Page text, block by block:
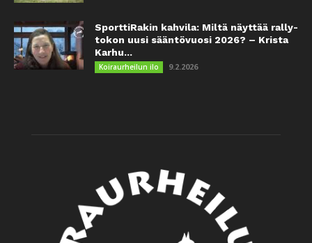
SporttiRakin kahvila: Miltä näyttää rally-
tokon uusi sääntövuosi 2026? – Krista
Karhu...
Koiraurheilun ilo 9.2.2026